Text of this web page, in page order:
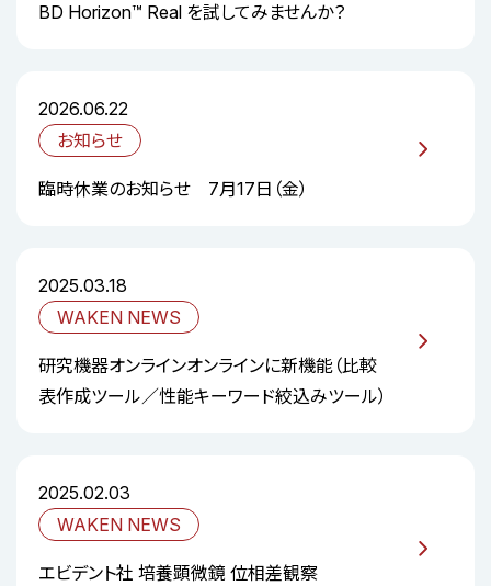
BD Horizon™ Real を試してみませんか？
2026.06.22
お知らせ
臨時休業のお知らせ 7月17日（金）
2025.03.18
WAKEN NEWS
研究機器オンラインオンラインに新機能（比較
表作成ツール／性能キーワード絞込みツール）
2025.02.03
WAKEN NEWS
エビデント社 培養顕微鏡 位相差観察